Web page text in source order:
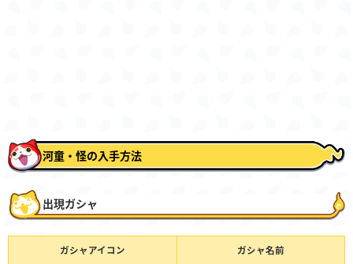
河童・怪の入手方法
出現ガシャ
ガシャアイコン ガシャ名前